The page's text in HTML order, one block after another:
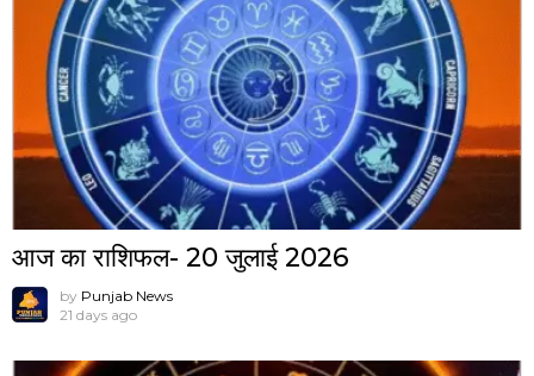
आज का राशिफल- 20 जुलाई 2026
by Punjab News
21 days ago